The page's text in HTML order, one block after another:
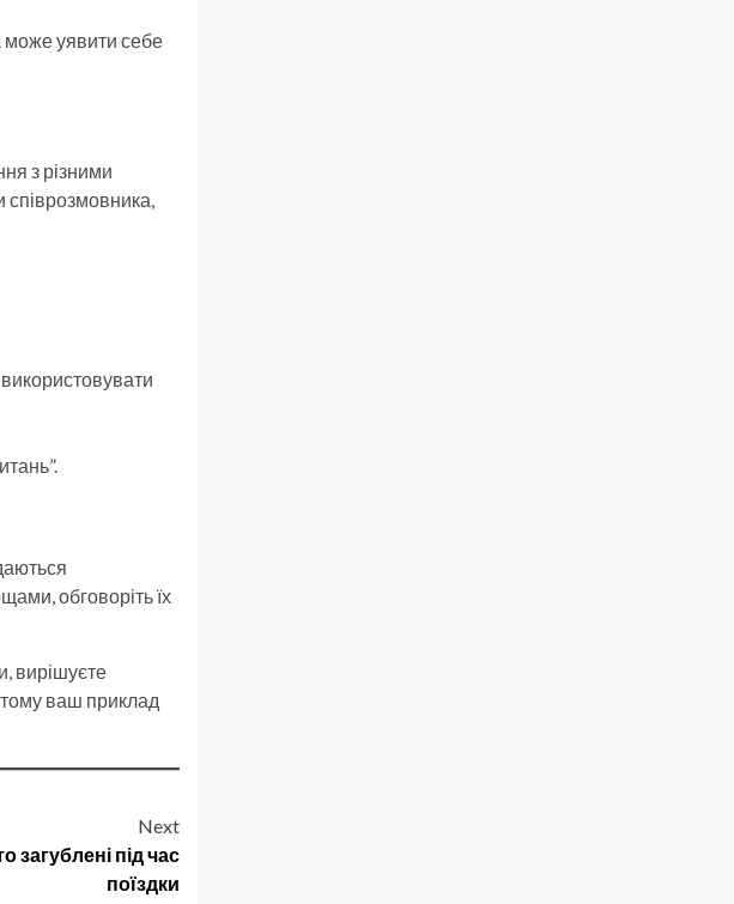
може уявити себе
з різними
співрозмовника,
обговоріть їх
вирішуєте
тому ваш приклад
Next
загублені під час
поїздки